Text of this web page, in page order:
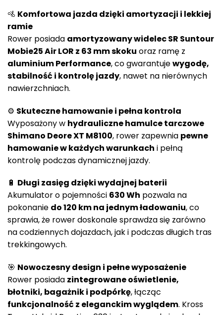
🚵 Komfortowa jazda dzięki amortyzacji i lekkiej
ramie
Rower posiada amortyzowany widelec SR Suntour
Mobie25 Air LOR z 63 mm skoku oraz ramę z
aluminium Performance, co gwarantujewygodę,
stabilność i kontrolę jazdy, nawet na nierównych
nawierzchniach.
⚙️ Skuteczne hamowanie i pełna kontrola
Wyposażony w hydrauliczne hamulce tarczowe
Shimano Deore XT M8100, rower zapewnia pewne
hamowanie w każdych warunkach i pełną
kontrolę podczas dynamicznej jazdy.
🔋 Długi zasięg dzięki wydajnej baterii
Akumulator o pojemności 630 Wh pozwala na
pokonanie do 120 km na jednym ładowaniu, co
sprawia, że rower doskonale sprawdza się zarówno
na codziennych dojazdach, jak i podczas długich tras
trekkingowych.
🎯 Nowoczesny design i pełne wyposażenie
Rower posiada zintegrowane oświetlenie,
błotniki, bagażnik i podpórkę, łącząc
funkcjonalność z eleganckim wyglądem. Kross